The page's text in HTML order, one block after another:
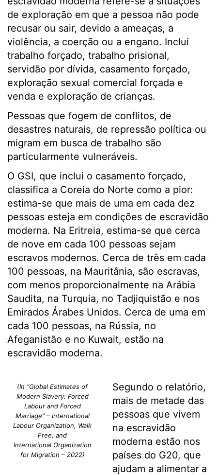
de exploração em que a pessoa não pode
recusar ou sair, devido a ameaças, a
violência, a coerção ou a engano. Inclui
trabalho forçado, trabalho prisional,
servidão por dívida, casamento forçado,
exploração sexual comercial forçada e
venda e exploração de crianças.
Pessoas que fogem de conflitos, de
desastres naturais, de repressão política ou
migram em busca de trabalho são
particularmente vulneráveis.
O GSI, que inclui o casamento forçado,
classifica a Coreia do Norte como a pior:
estima-se que mais de uma em cada dez
pessoas esteja em condições de escravidão
moderna. Na Eritreia, estima-se que cerca
de nove em cada 100 pessoas sejam
escravos modernos. Cerca de três em cada
100 pessoas, na Mauritânia, são escravas,
com menos proporcionalmente na Arábia
Saudita, na Turquia, no Tadjiquistão e nos
Emirados Árabes Unidos. Cerca de uma em
cada 100 pessoas, na Rússia, no
Afeganistão e no Kuwait, estão na
escravidão moderna.
(In “Global Estimates of
Modern Slavery: Forced
Labour and Forced
Marriage” – International
Labour Organization, Walk
Free, and
International Organization
for Migration – 2022)
Segundo o relatório,
mais de metade das
pessoas que vivem
na escravidão
moderna estão nos
países do G20, que
ajudam a alimentar a